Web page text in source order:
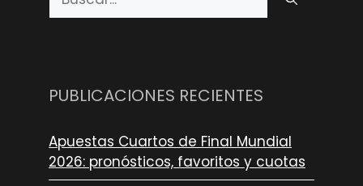
PUBLICACIONES RECIENTES
Apuestas Cuartos de Final Mundial
2026: pronósticos, favoritos y cuotas